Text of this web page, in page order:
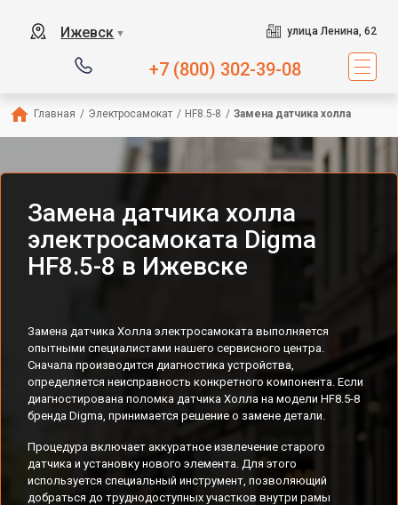
Ижевск ▼ улица Ленина, 62
+7 (800) 302-39-08
Главная / Электросамокат / HF8.5-8 / Замена датчика холла
Замена датчика холла
электросамоката Digma
HF8.5-8 в Ижевске
Замена датчика Холла электросамоката выполняется
опытными специалистами нашего сервисного центра.
Сначала производится диагностика устройства,
определяется неисправность конкретного компонента. Если
диагностирована поломка датчика Холла на модели HF8.5-8
бренда Digma, принимается решение о замене детали.
Процедура включает аккуратное извлечение старого
датчика и установку нового элемента. Для этого
используется специальный инструмент, позволяющий
добраться до труднодоступных участков внутри рамы